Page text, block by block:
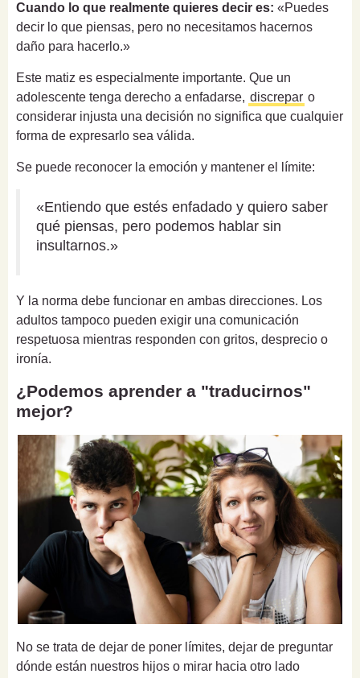
Cuando lo que realmente quieres decir es: «Puedes
decir lo que piensas, pero no necesitamos hacernos
daño para hacerlo.»
Este matiz es especialmente importante. Que un
adolescente tenga derecho a enfadarse, discrepar o
considerar injusta una decisión no significa que cualquier
forma de expresarlo sea válida.
Se puede reconocer la emoción y mantener el límite:
«Entiendo que estés enfadado y quiero saber
qué piensas, pero podemos hablar sin
insultarnos.»
Y la norma debe funcionar en ambas direcciones. Los
adultos tampoco pueden exigir una comunicación
respetuosa mientras responden con gritos, desprecio o
ironía.
¿Podemos aprender a "traducirnos"
mejor?
No se trata de dejar de poner límites, dejar de preguntar
dónde están nuestros hijos o mirar hacia otro lado